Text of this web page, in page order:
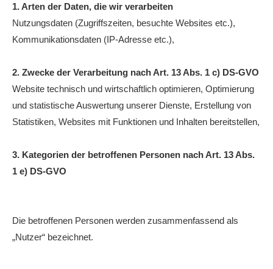
Unternehmer-Cup 2026
Vereinsturniere 2026
1. Arten der Daten, die wir verarbeiten
Nutzungsdaten (Zugriffszeiten, besuchte Websites etc.),
Kommunikationsdaten (IP-Adresse etc.),
2. Zwecke der Verarbeitung nach Art. 13 Abs. 1 c) DS-GVO
Website technisch und wirtschaftlich optimieren, Optimierung
und statistische Auswertung unserer Dienste, Erstellung von
Statistiken, Websites mit Funktionen und Inhalten bereitstellen,
3. Kategorien der betroffenen Personen nach Art. 13 Abs.
1 e) DS-GVO
Die betroffenen Personen werden zusammenfassend als
„Nutzer“ bezeichnet.